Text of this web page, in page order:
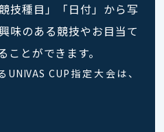
技種目」「日付」から写
味のある競技やお目当て
とができます。
CUP指定大会は、